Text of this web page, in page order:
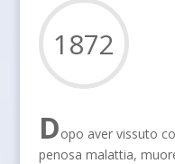
1872
Dopo aver vissuto
penosa malattia,